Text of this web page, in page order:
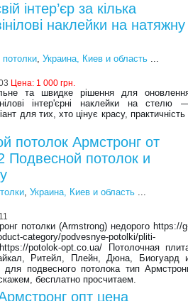
інтер’єр за кілька
наклейки на натяжну
,Украина, Киев и область ...
Цена: 1 000 грн.
та швидке рішення для
інтер'єрні наклейки на стелю
для тих, хто цінує красу, практичність
потолок Армстронг от
Подвесной потолок и
,Украина, Киев и область ...
потолки (Armstrong) недорого https://
category/podvesnye-potolki/pliti-
potolok-opt.co.ua/ Потолочная
Ритейл, Плейн, Дюна, Биогуард
для подвесного потолока тип
бесплатно просчитаем.
опт цена